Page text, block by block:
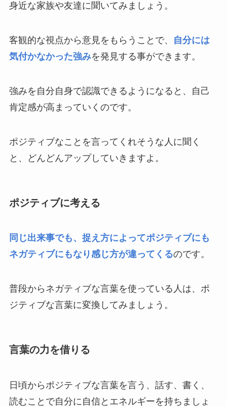
身近な家族や友達に聞いてみましょう。
客観的な視点から意見をもらうことで、
自分には
気付かなかった強みを発見する事ができます。
強みを自分自身で認識できるようになると、自己
肯定感が高まっていくのです。
ポジティブなことを言ってくれそうな人に聞く
と、どんどんアップしていきますよ。
ポジティブに考える
同じ出来事でも、捉え方によってポジティブにも
ネガティブにもなり感じ方が違ってくるのです。
普段からネガティブな言葉を使っている人は、ポ
ジティブな言葉に変換してみましょう。
言葉の力を借りる
日頃からポジティブな言葉を言う、話す、書く、
読むことで自分に自信とエネルギーを持ちましょ